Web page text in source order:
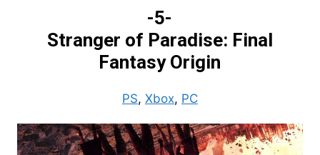
-5-
Stranger of Paradise: Final
Fantasy Origin
PS, Xbox, PC